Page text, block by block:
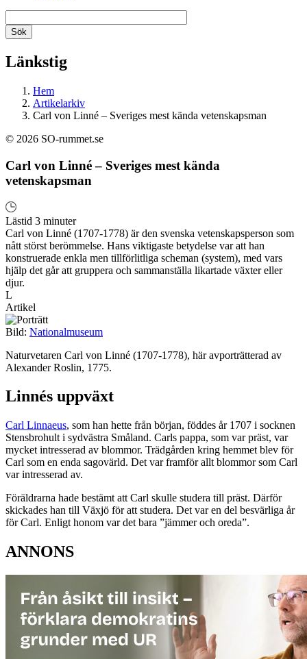
Länkstig
Hem
Artikelarkiv
Carl von Linné – Sveriges mest kända vetenskapsman
© 2026 SO-rummet.se
Carl von Linné – Sveriges mest kända
vetenskapsman
Lästid 3 minuter
Carl von Linné (1707-1778) är den svenska vetenskapsperson som
nått störst berömmelse. Hans viktigaste betydelse var att han
konstruerade enkla men tillförlitliga scheman (system), med vars
hjälp det går att gruppera och sammanställa likartade växter eller
djur.
L
Artikel
Bild: Nationalmuseum
Naturvetaren Carl von Linné (1707-1778), här avporträtterad av
Alexander Roslin, 1775.
Linnés uppväxt
Carl Linnaeus, som han hette från början, föddes år 1707 i socknen
Stensbrohult i sydvästra Småland. Carls pappa, som var präst, var
mycket intresserad av blommor. Trädgården kring hemmet blev för
Carl som en enda sagovärld. Det var framför allt blommor som Carl
var intresserad av.
Föräldrarna hade bestämt att Carl skulle studera till präst. Därför
skickades han till Växjö för att studera. Det var en del besvärliga år
för Carl. Enligt honom var det bara ”jämmer och oreda”.
ANNONS